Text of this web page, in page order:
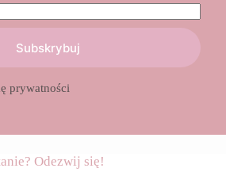
Subskrybuj
prywatności
Odezwij się!